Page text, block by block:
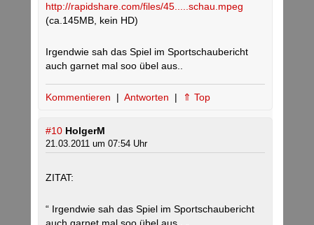
http://rapidshare.com/files/45.....schau.mpeg
(ca.145MB, kein HD)
Irgendwie sah das Spiel im Sportschaubericht
auch garnet mal soo übel aus..
Kommentieren | Antworten | ⇑ Top
#10 HolgerM
21.03.2011 um 07:54 Uhr
ZITAT:
“ Irgendwie sah das Spiel im Sportschaubericht